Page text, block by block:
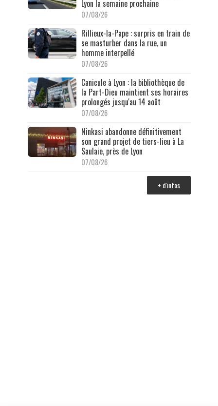
Lyon la semaine prochaine
07/08/26
Rillieux-la-Pape : surpris en train de
se masturber dans la rue, un
homme interpellé
07/08/26
Canicule à Lyon : la bibliothèque de
la Part-Dieu maintient ses horaires
prolongés jusqu'au 14 août
07/08/26
Ninkasi abandonne définitivement
son grand projet de tiers-lieu à La
Saulaie, près de Lyon
07/08/26
+ d'infos